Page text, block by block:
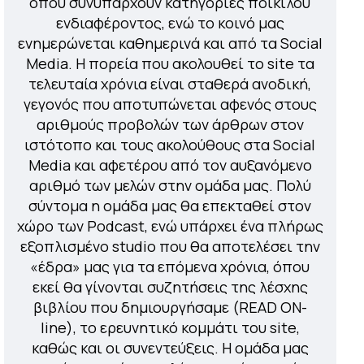
ενδιαφέροντος, ενώ το κοινό μας
ενημερώνεται καθημερινά και από τα Social
Media. Η πορεία που ακολουθεί το site τα
τελευταία χρόνια είναι σταθερά ανοδική,
γεγονός που αποτυπώνεται αφενός στους
αριθμούς προβολών των άρθρων στον
ιστότοπο και τους ακολούθους στα Social
Media και αφετέρου από τον αυξανόμενο
αριθμό των μελών στην ομάδα μας. Πολύ
σύντομα η ομάδα μας θα επεκταθεί στον
χώρο των Podcast, ενώ υπάρχει ένα πλήρως
εξοπλισμένο studio που θα αποτελέσει την
«έδρα» μας για τα επόμενα χρόνια, όπου
εκεί θα γίνονται συζητήσεις της λέσχης
βιβλίου που δημιουργήσαμε (READ ON-
line), το ερευνητικό κομμάτι του site,
καθώς και οι συνεντεύξεις. Η ομάδα μας